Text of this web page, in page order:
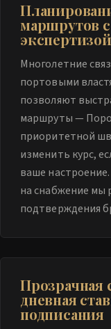
маршрутов
экспертизой
Многолетние
портовыми
позволяют
маршруты —
приоритетной
изменить курс,
ваше
на снабжение мы
подтверждения
Прозрачная
дневная
подписания